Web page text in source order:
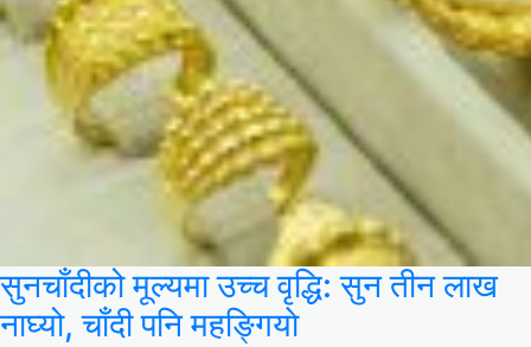
सुनचाँदीको मूल्यमा उच्च वृद्धि: सुन तीन लाख
नाघ्यो, चाँदी पनि महङ्गियाे